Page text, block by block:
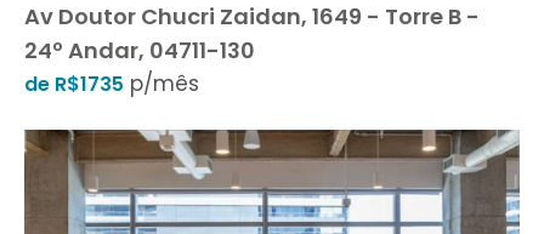
Av Doutor Chucri Zaidan, 1649 - Torre B -
24º Andar, 04711-130
de R$1735 p/mês